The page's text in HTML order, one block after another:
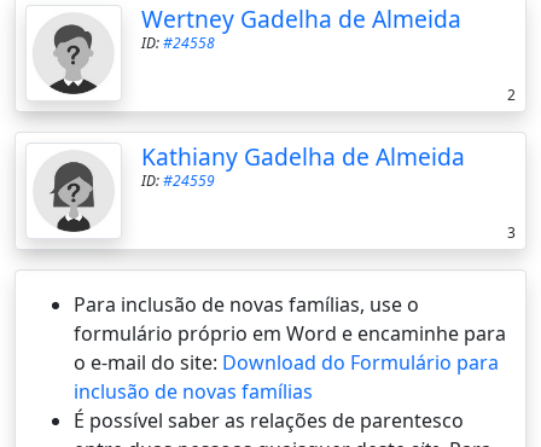
Wertney Gadelha de Almeida
ID:#24558
2
Kathiany Gadelha de Almeida
ID:#24559
3
Para inclusão de novas famílias, use o
formulário próprio em Word e encaminhe para
o e-mail do site: Download do Formulário para
inclusão de novas famílias
É possí­vel saber as relações de parentesco